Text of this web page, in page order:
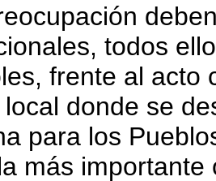
todos
frente al acto
donde se
para los
más